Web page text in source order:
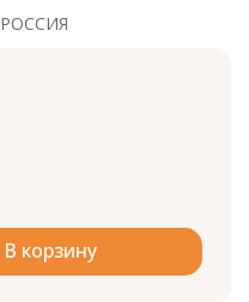
РОССИЯ
В корзину